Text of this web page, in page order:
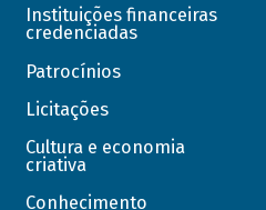
Instituições financeiras
credenciadas
Patrocínios
Licitações
Cultura e economia
criativa
Conhecimento